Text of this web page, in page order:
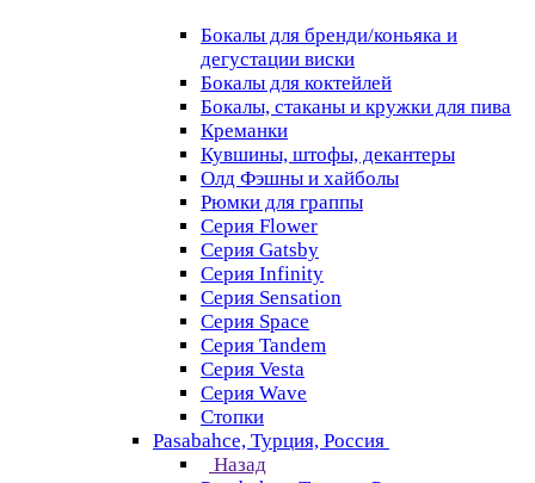
Бокалы для бренди/коньяка и
дегустации виски
Бокалы для коктейлей
Бокалы, стаканы и кружки для пива
Креманки
Кувшины, штофы, декантеры
Олд Фэшны и хайболы
Рюмки для граппы
Серия Flower
Серия Gatsby
Серия Infinity
Серия Sensation
Серия Space
Серия Tandem
Серия Vesta
Серия Wave
Стопки
Pasabahce, Турция, Россия
Назад